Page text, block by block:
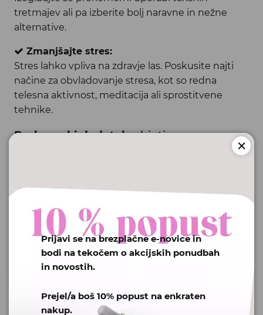
tretmajev ali pa izberite bolj naravne in nežne
alternative.
Zmanjšajte stres:
Stres lahko vpliva na zdravje las. Poskusite najti
načine za obvladovanje stresa, kot so redna
telesna aktivnost, meditacija ali sprostitvene
tehnike.
Prehranski dodatek zbiotinom
odmerkov. Ima visoko dozo biotina in zato je tudi
Gumi bonboni so z okusom maline, zato se ga
hitro navadimo in ga radi redno uživamo.
BIOTIN Hair & Nailima številne
Izboljšuje prožnost las in zmanjšuje lomljivost.
Prijavi se na brezplačne e-novice in
bodi na tekočem o akcijskih ponudbah
in novostih.
Prejel/a boš 10% popust na enkraten
nakup.